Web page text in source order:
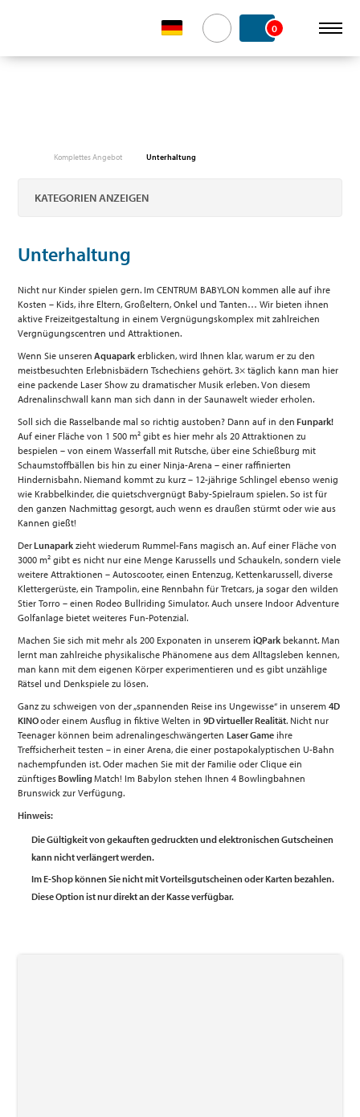
0
Komplettes Angebot Unterhaltung
KATEGORIEN ANZEIGEN
Unterhaltung
Nicht nur Kinder spielen gern. Im CENTRUM BABYLON kommen alle auf ihre
Kosten – Kids, ihre Eltern, Großeltern, Onkel und Tanten… Wir bieten ihnen
aktive Freizeitgestaltung in einem Vergnügungskomplex mit zahlreichen
Vergnügungscentren und Attraktionen.
Wenn Sie unseren Aquapark erblicken, wird Ihnen klar, warum er zu den
meistbesuchten Erlebnisbädern Tschechiens gehört. 3× täglich kann man hier
eine packende Laser Show zu dramatischer Musik erleben. Von diesem
Adrenalinschwall kann man sich dann in der Saunawelt wieder erholen.
Soll sich die Rasselbande mal so richtig austoben? Dann auf in den Funpark!
Auf einer Fläche von 1 500 m2 gibt es hier mehr als 20 Attraktionen zu
bespielen – von einem Wasserfall mit Rutsche, über eine Schießburg mit
Schaumstoffbällen bis hin zu einer Ninja-Arena – einer raffinierten
Hindernisbahn. Niemand kommt zu kurz – 12-jährige Schlingel ebenso wenig
wie Krabbelkinder, die quietschvergnügt Baby-Spielraum spielen. So ist für
den ganzen Nachmittag gesorgt, auch wenn es draußen stürmt oder wie aus
Kannen gießt!
DerLunapark zieht wiederum Rummel-Fans magisch an. Auf einer Fläche von
3000 m2 gibt es nicht nur eine Menge Karussells und Schaukeln, sondern viele
weitere Attraktionen – Autoscooter, einen Entenzug, Kettenkarussell, diverse
Klettergerüste, ein Trampolin, eine Rennbahn für Tretcars, ja sogar den wilden
Stier Torro – einen Rodeo Bullriding Simulator. Auch unsere Indoor Adventure
Golfanlage bietet weiteres Fun-Potenzial.
Machen Sie sich mit mehr als 200 Exponaten in unseremiQPark bekannt. Man
lernt man zahlreiche physikalische Phänomene aus dem Alltagsleben kennen,
man kann mit dem eigenen Körper experimentieren und es gibt unzählige
Rätsel und Denkspiele zu lösen.
Ganz zu schweigen von der „spannenden Reise ins Ungewisse“ in unserem4D
KINOoder einem Ausflug in fiktive Welten in9D virtueller Realität. Nicht nur
Teenager können beim adrenalingeschwängertenLaser Game ihre
Treffsicherheit testen – in einer Arena, die einer postapokalyptischen U-Bahn
nachempfunden ist. Oder machen Sie mit der Familie oder Clique ein
zünftigesBowlingMatch! Im Babylon stehen Ihnen 4 Bowlingbahnen
Brunswick zur Verfügung.
Hinweis:
Die Gültigkeit von gekauften gedruckten und elektronischen Gutscheinen
kann nicht verlängert werden.
Im E-Shopkönnen Sie nicht mit Vorteilsgutscheinen oder Karten bezahlen.
Diese Option ist nur direkt an der Kasse verfügbar.